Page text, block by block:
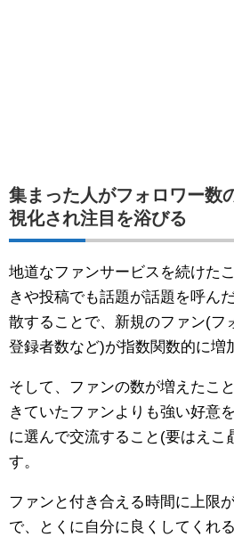
集まった人がフォロワー数
視化され注目を浴びる
地道なファンサービスを続けた
きや投稿でも話題が話題を呼ん
散することで、新規のファン(フ
登録者数など)が指数関数的に増
そして、ファンの数が増えたこ
きていたファンよりも強い好意
に選んで交流すること(要はえこ
す。
ファンと付き合える時間に上限
で、とくに自分に良くしてくれ